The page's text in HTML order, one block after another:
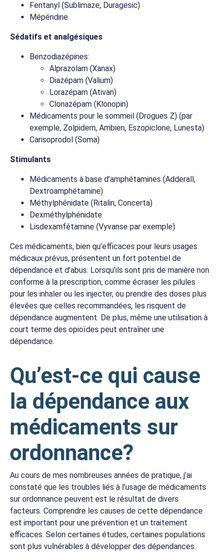
Fentanyl (Sublimaze, Duragesic)
Mépéridine
Sédatifs et analgésiques
Benzodiazépines:
Alprazolam (Xanax)
Diazépam (Valium)
Lorazépam (Ativan)
Clonazépam (Klonopin)
Médicaments pour le sommeil (Drogues Z) (par
exemple, Zolpidem, Ambien, Eszopiclone, Lunesta)
Carisoprodol (Soma)
Stimulants
Médicaments à base d’amphétamines (Adderall,
Dextroamphétamine)
Méthylphénidate (Ritalin, Concerta)
Dexméthylphénidate
Lisdexamfétamine (Vyvanse par exemple)
Ces médicaments, bien qu’efficaces pour leurs usages
médicaux prévus, présentent un fort potentiel de
dépendance et d’abus. Lorsqu’ils sont pris de manière non
conforme à la prescription, comme écraser les pilules
pour les inhaler ou les injecter, ou prendre des doses plus
élevées que celles recommandées, les risquent de
dépendance augmentent. De plus, même une utilisation à
court terme des opioïdes peut entraîner une
dépendance.
Qu’est-ce qui cause
la dépendance aux
médicaments sur
ordonnance?
Au cours de mes nombreuses années de pratique, j’ai
constaté que les troubles liés à l’usage de médicaments
sur ordonnance peuvent est le résultat de divers
facteurs. Comprendre les causes de cette dépendance
est important pour une prévention et un traitement
efficaces. Selon certaines études, certaines populations
sont plus vulnérables à développer des dépendances.